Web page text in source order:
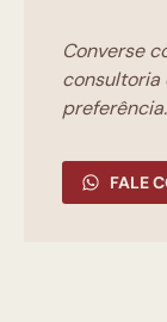
Converse
consultoria
preferência.
FALE